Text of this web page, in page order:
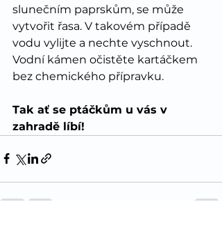
slunečním paprskům, se může
vytvořit řasa. V takovém případě
vodu vylijte a nechte vyschnout.
Vodní kámen očistěte kartáčkem
bez chemického přípravku.
Tak ať se ptáčkům u vás v
zahradě líbí!